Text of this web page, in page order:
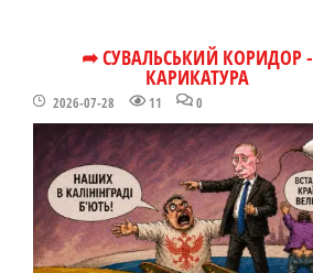
➦ СУВАЛЬСЬКИЙ КОРИДОР -
КАРИКАТУРА
2026-07-28 11 0